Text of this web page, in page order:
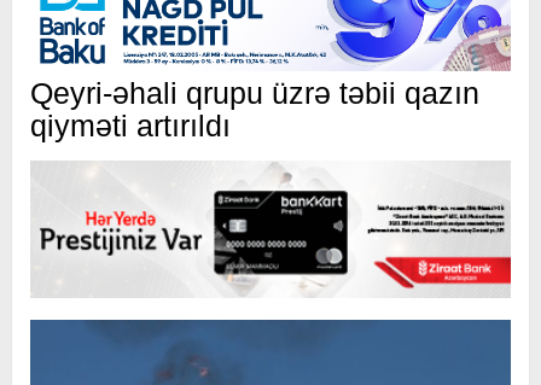
Qeyri-əhali qrupu üzrə təbii qazın
qiyməti artırıldı